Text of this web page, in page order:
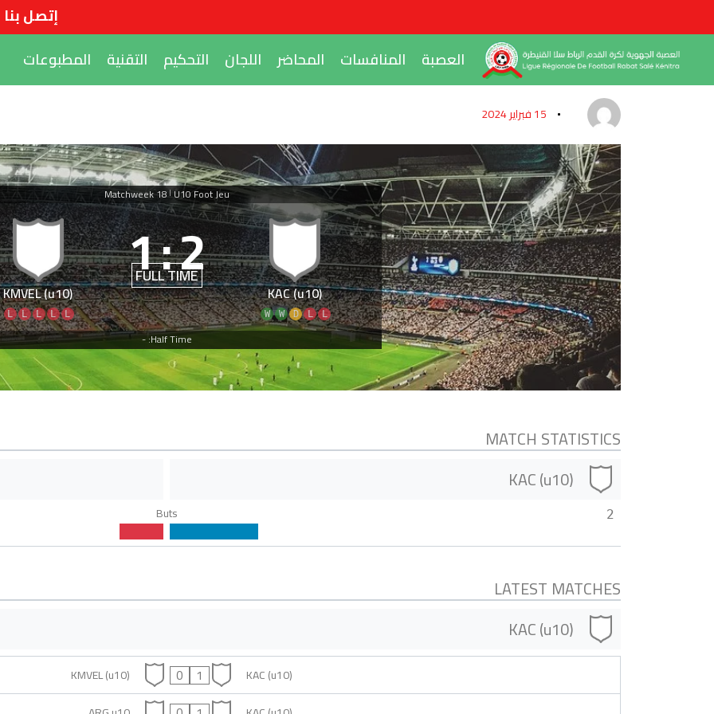
إتصل بنا
العصبة
المنافسات المحاضر اللجان التحكيم التقنية المطبوعات
15 فبراير 2024
U10 Foot Jeu
|
Matchweek 18
KAC (u10)
L
L
D
W
W
2
:
1
FULL TIME
KMVEL (u10)
L
L
L
L
L
Half Time: -
MATCH STATISTICS
KAC (u10)
2
Buts
LATEST MATCHES
KAC (u10)
KMVEL (u10) 0 1
KAC (u10)